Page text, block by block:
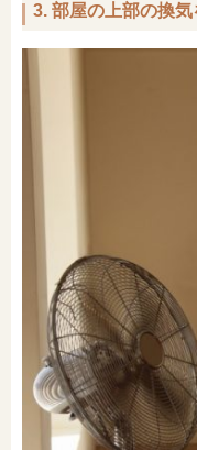
3. 部屋の上部の換